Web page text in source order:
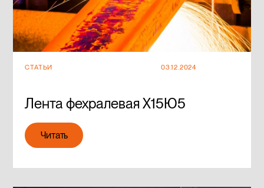
СТАТЬИ 03.12.2024
Лента фехралевая Х15Ю5
Читать
Читать